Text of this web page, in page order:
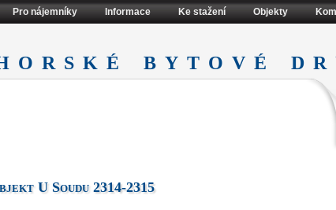
bytové
U Soudu 2314-2315
Pro nájemníky Informace Ke stažení Objekty